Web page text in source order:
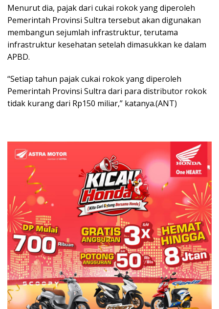
Menurut dia, pajak dari cukai rokok yang diperoleh
Pemerintah Provinsi Sultra tersebut akan digunakan
membangun sejumlah infrastruktur, terutama
infrastruktur kesehatan setelah dimasukkan ke dalam
APBD.
“Setiap tahun pajak cukai rokok yang diperoleh
Pemerintah Provinsi Sultra dari para distributor rokok
tidak kurang dari Rp150 miliar,” katanya.(ANT)